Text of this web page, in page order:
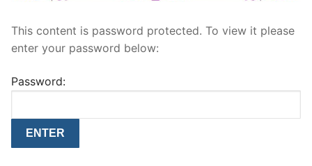
This content is password protected. To view it please
enter your password below:
Password: